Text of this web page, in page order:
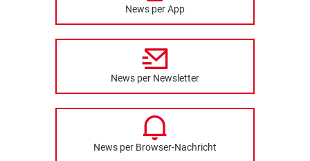
News per App
News per Newsletter
News per Browser-Nachricht